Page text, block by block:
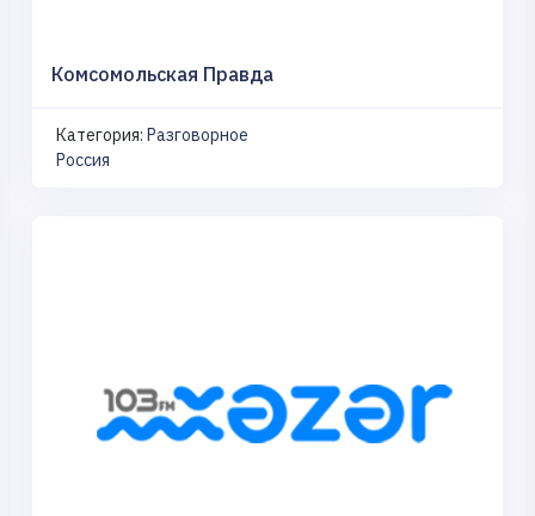
Комсомольская Правда
Категория: Разговорное
Россия